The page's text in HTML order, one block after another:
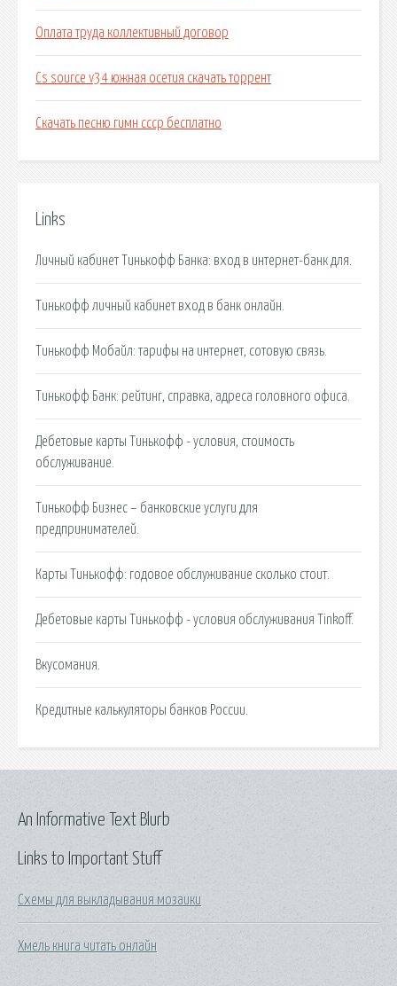
Оплата труда коллективный договор
Cs source v34 южная осетия скачать торрент
Скачать песню гимн ссср бесплатно
Links
Личный кабинет Тинькофф Банка: вход в интернет-банк для.
Тинькофф личный кабинет вход в банк онлайн.
Тинькофф Мобайл: тарифы на интернет, сотовую связь.
Тинькофф Банк: рейтинг, справка, адреса головного офиса.
Дебетовые карты Тинькофф - условия, стоимость
обслуживание.
Тинькофф Бизнес – банковские услуги для
предпринимателей.
Карты Тинькофф: годовое обслуживание сколько стоит.
Дебетовые карты Тинькофф - условия обслуживания Tinkoff.
Вкусомания.
Кредитные калькуляторы банков России.
Links to Important Stuff
Схемы для выкладывания мозаики
Хмель книга читать онлайн
An Informative Text Blurb